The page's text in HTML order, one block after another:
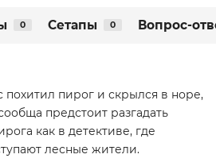
0 Сетапы 0 Вопрос-
пирог и скрылся в норе,
предстоит разгадать
как в детективе, где
лесные жители.